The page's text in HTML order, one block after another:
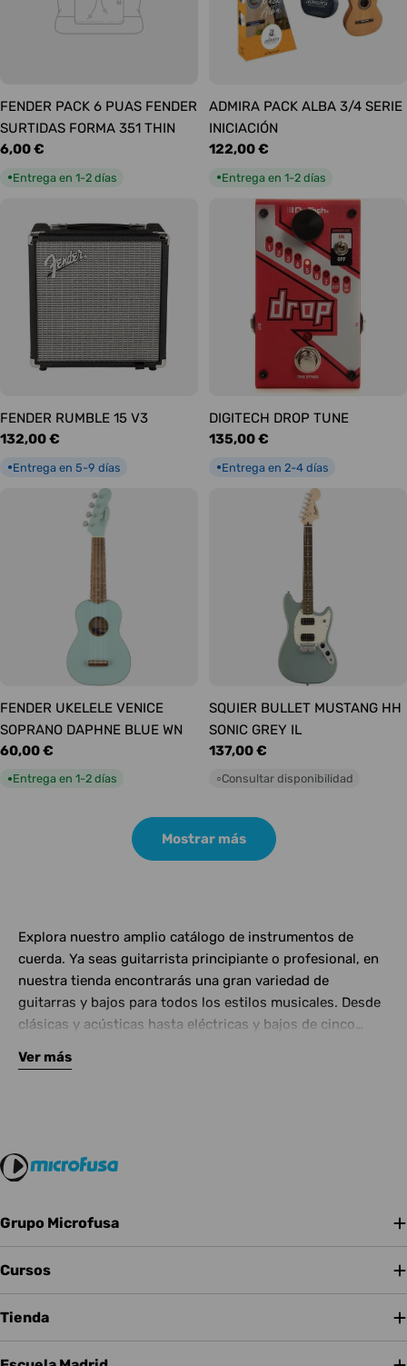
FENDER PACK 6 PUAS FENDER
SURTIDAS FORMA 351 THIN
Precio
6,00 €
●Entrega en 1-2 días
ADMIRA PACK ALBA 3/4 SERIE
INICIACIÓN
Precio
122,00 €
●Entrega en 1-2 días
FENDER RUMBLE 15 V3
Precio
132,00 €
●Entrega en 5-9 días
DIGITECH DROP TUNE
Precio
135,00 €
●Entrega en 2-4 días
FENDER UKELELE VENICE
SOPRANO DAPHNE BLUE WN
Precio
habitual
60,00 €
●Entrega en 1-2 días
SQUIER BULLET MUSTANG HH
SONIC GREY IL
Precio
habitual
137,00 €
○Consultar disponibilidad
Mostrar más
Explora nuestro amplio catálogo de instrumentos de
cuerda. Ya seas guitarrista principiante o profesional, en
nuestra tienda encontrarás una gran variedad de
guitarras y bajos para todos los estilos musicales. Desde
clásicas y acústicas hasta eléctricas y bajos de cinco
Complementa tu instrumento con amplificadores de
Ver más
Grupo Microfusa
Cursos
Tienda